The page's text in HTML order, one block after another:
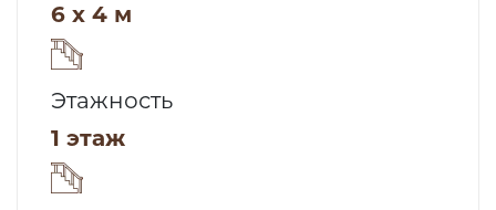
6 x 4 м
Этажность
1 этаж